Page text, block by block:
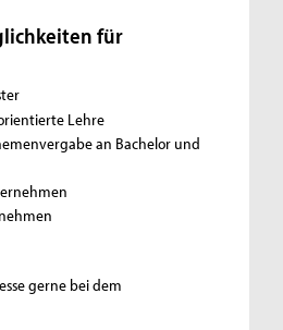
für
Lehre
an Bachelor und
gerne bei dem